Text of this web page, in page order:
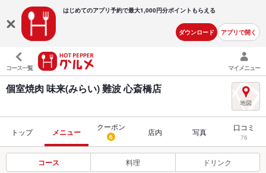
はじめてのアプリ予約で最大1,000円分ポイントもらえる
ダウンロード アプリで開く
コース一覧 マイメニュー
個室焼肉 味来(みらい) 難波 心斎橋店
トップ メニュー
クーポン
6 店内 写真 口コミ
76
コース 料理 ドリンク